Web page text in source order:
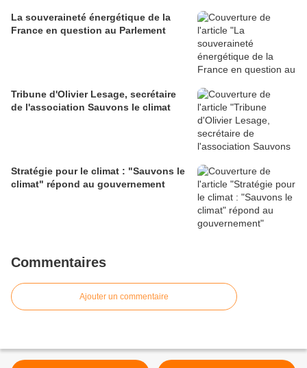
La souveraineté énergétique de la
France en question au Parlement
Tribune d'Olivier Lesage, secrétaire
de l'association Sauvons le climat
Stratégie pour le climat : "Sauvons le
climat" répond au gouvernement
Commentaires
Ajouter un commentaire